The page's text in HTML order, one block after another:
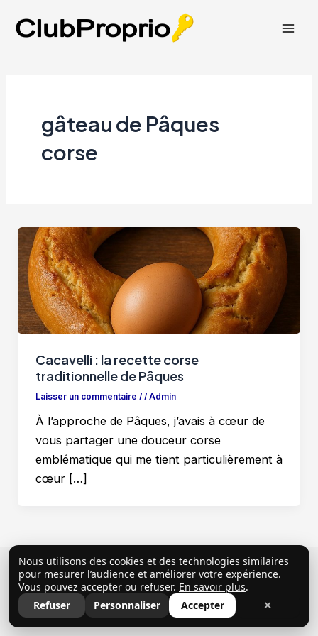
gâteau de Pâques
corse
Cacavelli : la recette corse
traditionnelle de Pâques
Laisser un commentaire / / Admin
À l’approche de Pâques, j’avais à cœur de
vous partager une douceur corse
emblématique qui me tient particulièrement à
cœur […]
Copyright © 2026 ClubProprio |Politique de
confidentialité|Conditions Générales d’Utilisation
Mentions légales
Nous utilisons des cookies et des technologies similaires
pour mesurer l’audience et améliorer votre expérience.
Vous pouvez accepter ou refuser. En savoir plus.
Refuser
Personnaliser Accepter ✕